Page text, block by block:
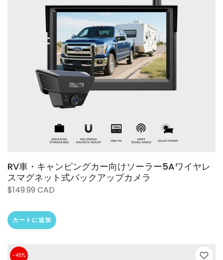
RV車・キャンピングカー向けソーラー5Aワイヤレ
スマグネット式バックアップカメラ
$149.99 CAD
カートに追加
-45%
❄